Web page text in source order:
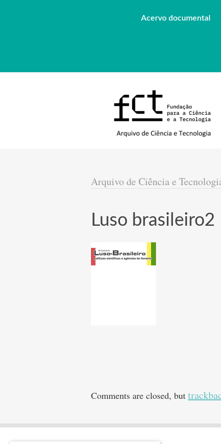
Acervo documental
Arquivo de Ciência e
Luso brasileiro2
Comments are closed, but